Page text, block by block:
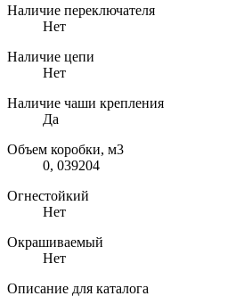
Наличие переключателя
Нет
Наличие цепи
Нет
Наличие чаши крепления
Да
Объем коробки, м3
0, 039204
Огнестойкий
Нет
Окрашиваемый
Нет
Описание для каталога